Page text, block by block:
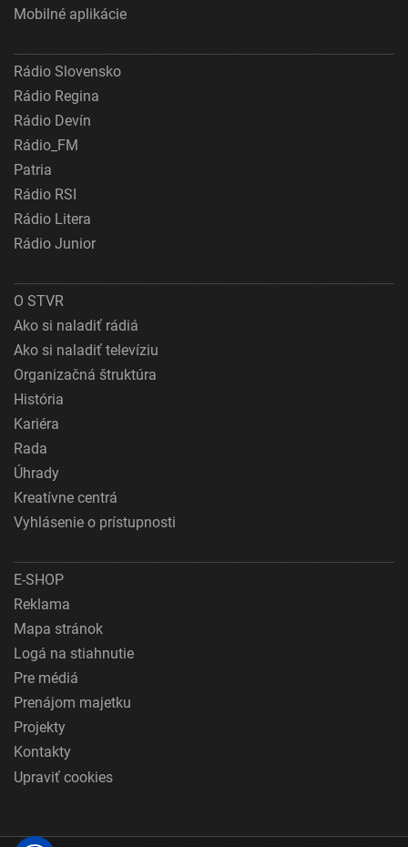
Mobilné aplikácie
Rádio Slovensko
Rádio Regina
Rádio Devín
Rádio_FM
Patria
Rádio RSI
Rádio Litera
Rádio Junior
O STVR
Ako si naladiť rádiá
Ako si naladiť televíziu
Organizačná štruktúra
História
Kariéra
Rada
Úhrady
Kreatívne centrá
Vyhlásenie o prístupnosti
E-SHOP
Reklama
Mapa stránok
Logá na stiahnutie
Pre médiá
Prenájom majetku
Projekty
Kontakty
Upraviť cookies